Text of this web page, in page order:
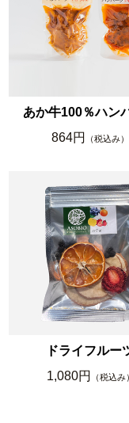
あか牛100％ハン
864円
（税込み）
ドライフルー
1,080円
（税込み）